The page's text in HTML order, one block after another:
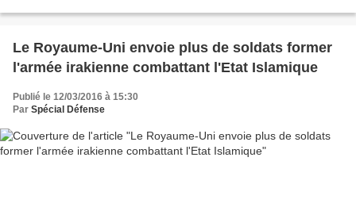
Le Royaume-Uni envoie plus de soldats former
l'armée irakienne combattant l'Etat Islamique
Publié le 12/03/2016 à 15:30
Par Spécial Défense